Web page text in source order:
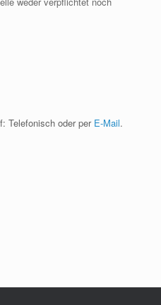
Telefonisch oder per E-Mail.